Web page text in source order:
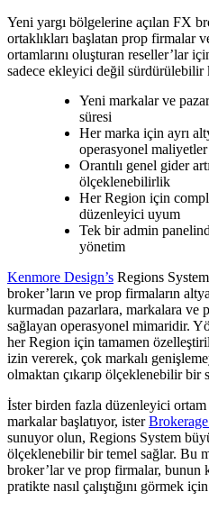
Yeni yargı bölgelerine açılan FX
ortaklıkları başlatan prop firmalar
ortamlarını oluşturan reseller’lar
sadece ekleyici değil sürdürülebilir
Yeni markalar ve
süresi
Her marka için ayrı
operasyonel maliyetler
Orantılı genel gider
ölçeklenebilirlik
Her Region için
düzenleyici uyum
Tek bir admin
yönetim
Kenmore Design’s Regions
broker’ların ve prop firmaların
kurmadan pazarlara, markalara ve
sağlayan operasyonel mimaridir.
her Region için tamamen
izin vererek, çok markalı
olmaktan çıkarıp ölçeklenebilir bir
İster birden fazla düzenleyici
markalar başlatıyor, ister
sunuyor olun, Regions System
ölçeklenebilir bir temel sağlar. Bu
broker’lar ve prop firmalar, bunun
pratikte nasıl çalıştığını görmek için